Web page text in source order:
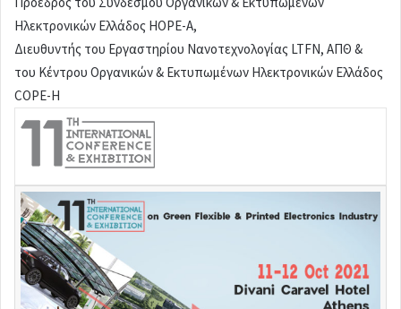
Ηλεκτρονικών Ελλάδος ΗΟΡΕ-Α,
Διευθυντής του Εργαστηρίου Νανοτεχνολογίας LTFN, ΑΠΘ &
του Κέντρου Οργανικών & Εκτυπωμένων Ηλεκτρονικών Ελλάδος
COPE-H